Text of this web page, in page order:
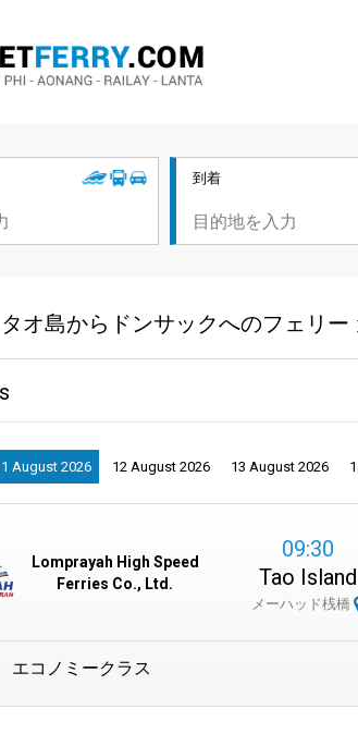
到着
オ島からドンサックへのフェリー
August 2026 12 August 2026 13 August 2026
Lomprayah High Speed
Ferries Co., Ltd.
09:30
Tao Island
メーハッド桟橋
エコノミークラス